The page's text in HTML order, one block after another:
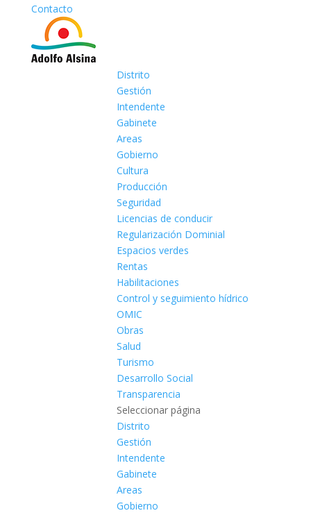
Contacto
Distrito
Gestión
Intendente
Gabinete
Areas
Gobierno
Cultura
Producción
Seguridad
Licencias de conducir
Regularización Dominial
Espacios verdes
Rentas
Habilitaciones
Control y seguimiento hídrico
OMIC
Obras
Salud
Turismo
Desarrollo Social
Transparencia
Seleccionar página
Distrito
Gestión
Intendente
Gabinete
Areas
Gobierno